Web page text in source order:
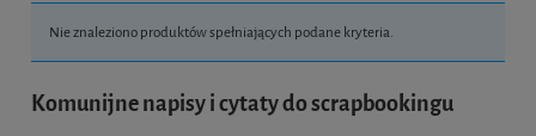
Nie znaleziono produktów spełniających podane kryteria.
Komunijne napisy i cytaty do scrapbookingu